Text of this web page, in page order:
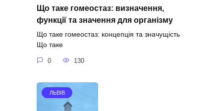
Що таке гомеостаз: визначення,
функції та значення для організму
Що таке гомеостаз: концепція та значущість
Що таке
0 130
ЛЬВІВ